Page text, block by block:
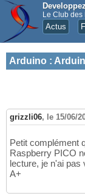
Le Club des
Actus
Arduino :
grizzli06, le 15/06/
Petit complément
Raspberry PICO
lecture, je n'ai pas
A+